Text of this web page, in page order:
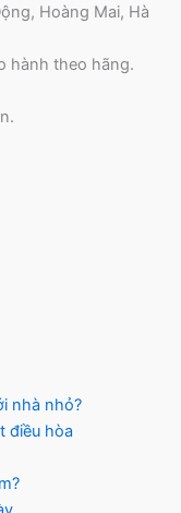
Hoàng Mai, Hà
hành theo hãng.
nhà nhỏ?
điều hòa